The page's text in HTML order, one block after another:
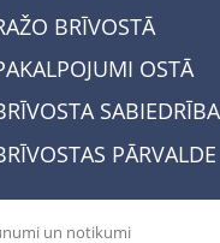
BRĪVOSTĀ
OSTĀ
PĀRVALDE
un notikumi